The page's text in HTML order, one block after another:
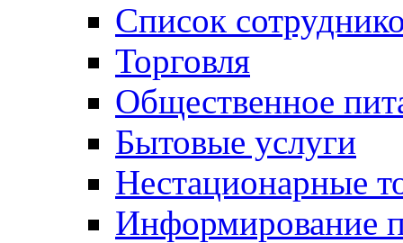
Список
Торговля
Общественное
Бытовые услуги
Нестационарные
Информирование